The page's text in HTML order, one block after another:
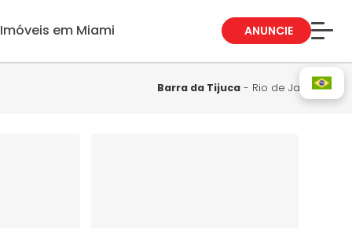
Imóveis em Miami ANUNCIE
Sobre Nós
Fale Conosco
Barra da Tijuca - Rio de Janeiro